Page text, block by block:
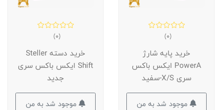
(0)
خرید پایه شارژ
PowerA ایکس باکس
سری X/S-سفید
موجود شد به من
(0)
خرید دسته Steller
Shift ایکس باکس سری
جدید
موجود شد به من